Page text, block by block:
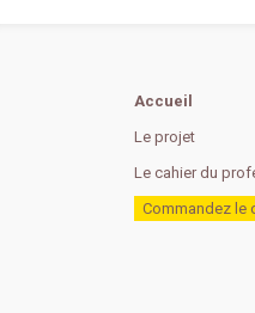
Accueil
Le projet
Le cahier du
Commandez le